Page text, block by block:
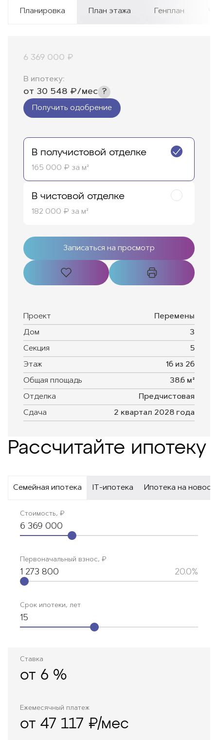
Планировка План этажа Генплан
6 369 000 ₽
В ипотеку:
от 30 548 ₽/мес
Получить одобрение
В получистовой отделке
165 000 ₽ за м²
В чистовой отделке
182 000 ₽ за м²
Записаться на просмотр
Проект Перемены
Дом 3
Секция 5
Этаж 16 из 26
Общая площадь 38.6 м²
Отделка Предчистовая
Сдача 2 квартал 2028 года
Рассчитайте ипотеку
Семейная ипотека IT-ипотека Ипотека на
Стоимость, ₽
6 369 000
Первоначальный взнос, ₽
1 273 800 20.0%
Срок ипотеки, лет
15
Ежемесячный платеж
от 47 117 ₽/мес
Ставка
от 6 %